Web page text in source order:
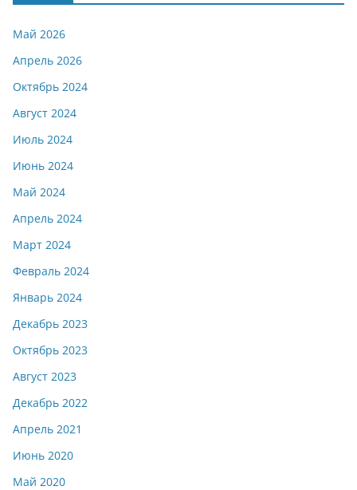
Май 2026
Апрель 2026
Октябрь 2024
Август 2024
Июль 2024
Июнь 2024
Май 2024
Апрель 2024
Март 2024
Февраль 2024
Январь 2024
Декабрь 2023
Октябрь 2023
Август 2023
Декабрь 2022
Апрель 2021
Июнь 2020
Май 2020